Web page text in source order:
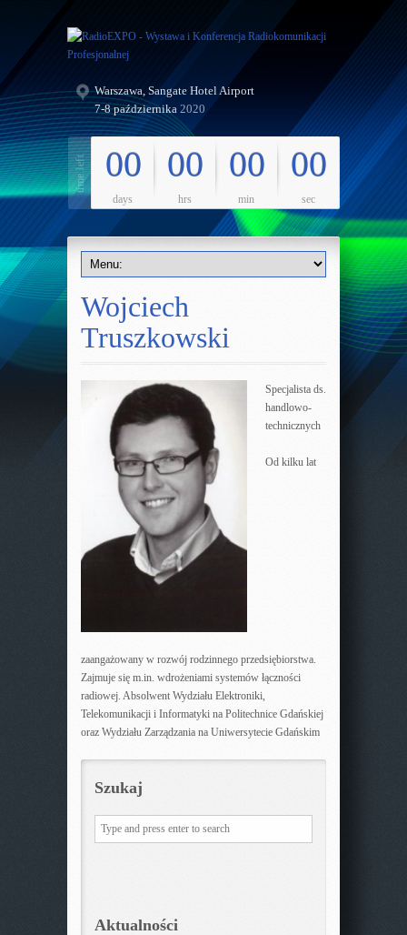
Warszawa, Sangate Hotel Airport
7-8 października 2020
00
days
00
hrs
00
min
00
sec
Wojciech
Truszkowski
Specjalista ds.
handlowo-
technicznych
Od kilku lat
zaangażowany w rozwój rodzinnego przedsiębiorstwa.
Zajmuje się m.in. wdrożeniami systemów łączności
radiowej. Absolwent Wydziału Elektroniki,
Telekomunikacji i Informatyki na Politechnice Gdańskiej
oraz Wydziału Zarządzania na Uniwersytecie Gdańskim
Szukaj
Aktualności